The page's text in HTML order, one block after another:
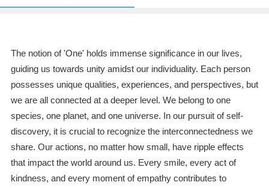
The notion of 'One' holds immense significance in our lives,
guiding us towards unity amidst our individuality. Each person
possesses unique qualities, experiences, and perspectives, but
we are all connected at a deeper level. We belong to one
species, one planet, and one universe. In our pursuit of self-
discovery, it is crucial to recognize the interconnectedness we
share. Our actions, no matter how small, have ripple effects
that impact the world around us. Every smile, every act of
kindness, and every moment of empathy contributes to